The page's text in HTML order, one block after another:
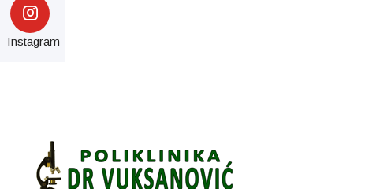
Instagram